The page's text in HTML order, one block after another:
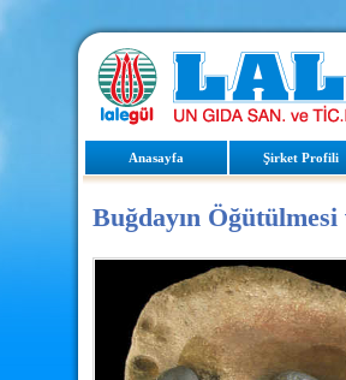
Anasayfa Şirket Profili
Buğdayın